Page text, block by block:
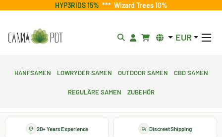
HYP3RIDS 15% *** Wizard Trees 10%
EUR
Hanfsamen Lowryder Samen Outdoor Samen CBD Samen
Reguläre Samen Zubehör
20+ Years Experience Discreet Shipping